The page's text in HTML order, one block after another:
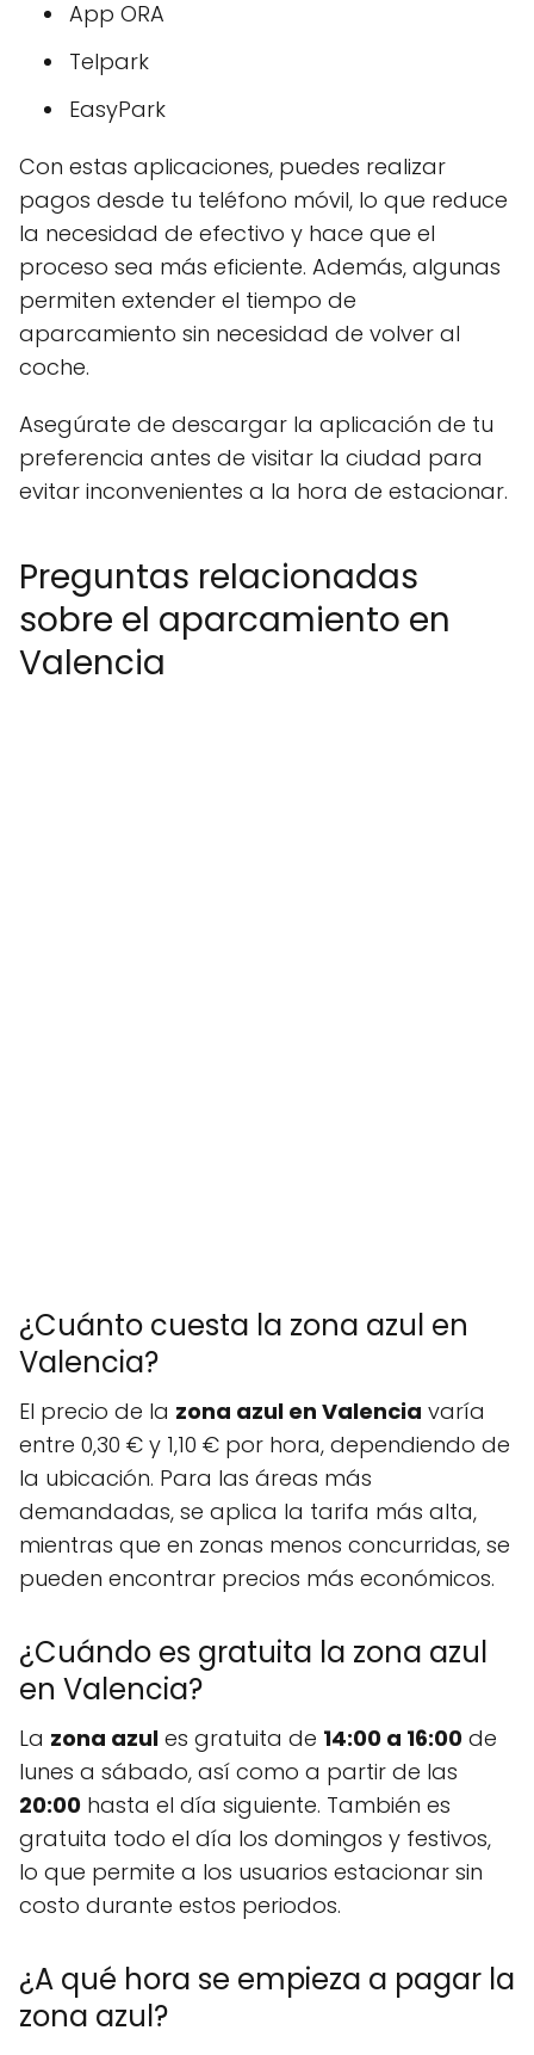
App ORA
Telpark
EasyPark
Con estas aplicaciones, puedes realizar
pagos desde tu teléfono móvil, lo que reduce
la necesidad de efectivo y hace que el
proceso sea más eficiente. Además, algunas
permiten extender el tiempo de
aparcamiento sin necesidad de volver al
coche.
Asegúrate de descargar la aplicación de tu
preferencia antes de visitar la ciudad para
evitar inconvenientes a la hora de estacionar.
Preguntas relacionadas
sobre el aparcamiento en
Valencia
¿Cuánto cuesta la zona azul en
Valencia?
El precio de la zona azul en Valencia varía
entre 0,30 € y 1,10 € por hora, dependiendo de
la ubicación. Para las áreas más
demandadas, se aplica la tarifa más alta,
mientras que en zonas menos concurridas, se
pueden encontrar precios más económicos.
¿Cuándo es gratuita la zona azul
en Valencia?
La zona azul es gratuita de 14:00 a 16:00 de
lunes a sábado, así como a partir de las
20:00 hasta el día siguiente. También es
gratuita todo el día los domingos y festivos,
lo que permite a los usuarios estacionar sin
costo durante estos periodos.
¿A qué hora se empieza a pagar la
zona azul?